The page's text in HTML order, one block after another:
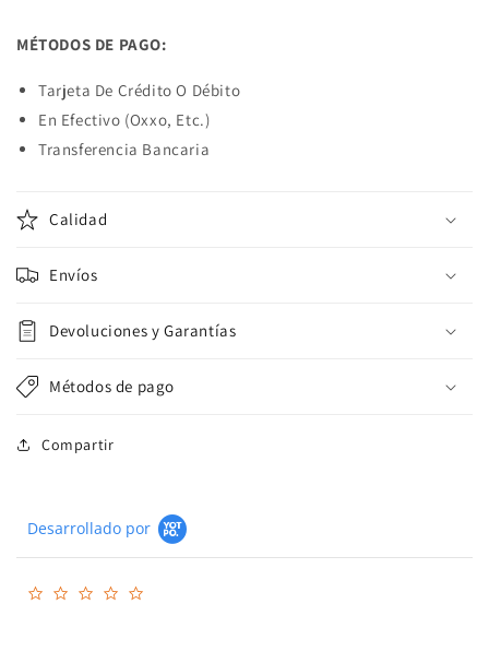
MÉTODOS DE PAGO:
Tarjeta De Crédito O Débito
En Efectivo (Oxxo, Etc.)
Transferencia Bancaria
Calidad
Envíos
Devoluciones y Garantías
Métodos de pago
Compartir
Desarrollado por